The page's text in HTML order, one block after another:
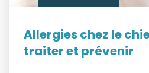
Allergies chez le
traiter et prévenir